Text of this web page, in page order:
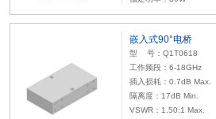
嵌入式90°电桥
型 号：Q1T0618
工作频段：6-18GHz
插入损耗：0.7dB Max.
隔离度：17dB Min.
VSWR：1.50:1 Max.